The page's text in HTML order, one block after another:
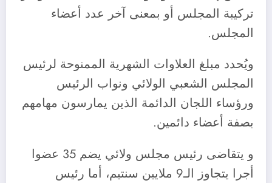
تركيبة المجلس أو بمعنى آخر عدد أعضاء
المجلس.
ويُحدد مبلغ العلاوات الشهرية الممنوحة لرئيس
المجلس الشعبي الولائي ونواب الرئيس
ورؤساء اللجان الدائمة الذين يمارسون مهامهم
بصفة أعضاء دائمين.
و يتقاضى رئيس مجلس ولائي يضم 35 عضوا
أجرا يتجاوز الـ9 ملايين سنتيم، أما رئيس